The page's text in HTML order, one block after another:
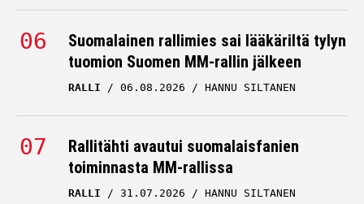
Suomalainen rallimies sai lääkäriltä tylyn
tuomion Suomen MM-rallin jälkeen
RALLI 06.08.2026 HANNU SILTANEN
Rallitähti avautui suomalaisfanien
toiminnasta MM-rallissa
RALLI 31.07.2026 HANNU SILTANEN